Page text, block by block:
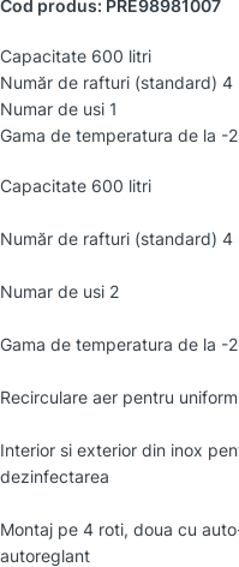
Cod produs: PRE98981007
Capacitate 600 litri
Număr de rafturi (standard) 4
Numar de usi 1
Gama de temperatura de la -
Capacitate 600 litri
Număr de rafturi (standard) 4
Numar de usi 2
Gama de temperatura de la -
Recirculare aer pentru
Interior si exterior din inox
dezinfectarea
Montaj pe 4 roti, doua cu
autoreglant